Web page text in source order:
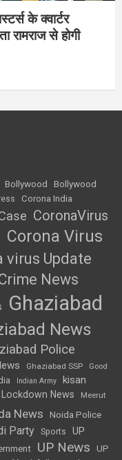
के क्वार्टर
रामराज से होगी
Bollywood
Bollywood
Corona India
CoronaVirus
Corona Virus
virus Update
News
Ghaziabad
News
Police
Ghaziabad SSP
Good
Indian Army
kisan
Lockdown News Meerut
News Noida Police
Party Sports
UP
UP News
UP